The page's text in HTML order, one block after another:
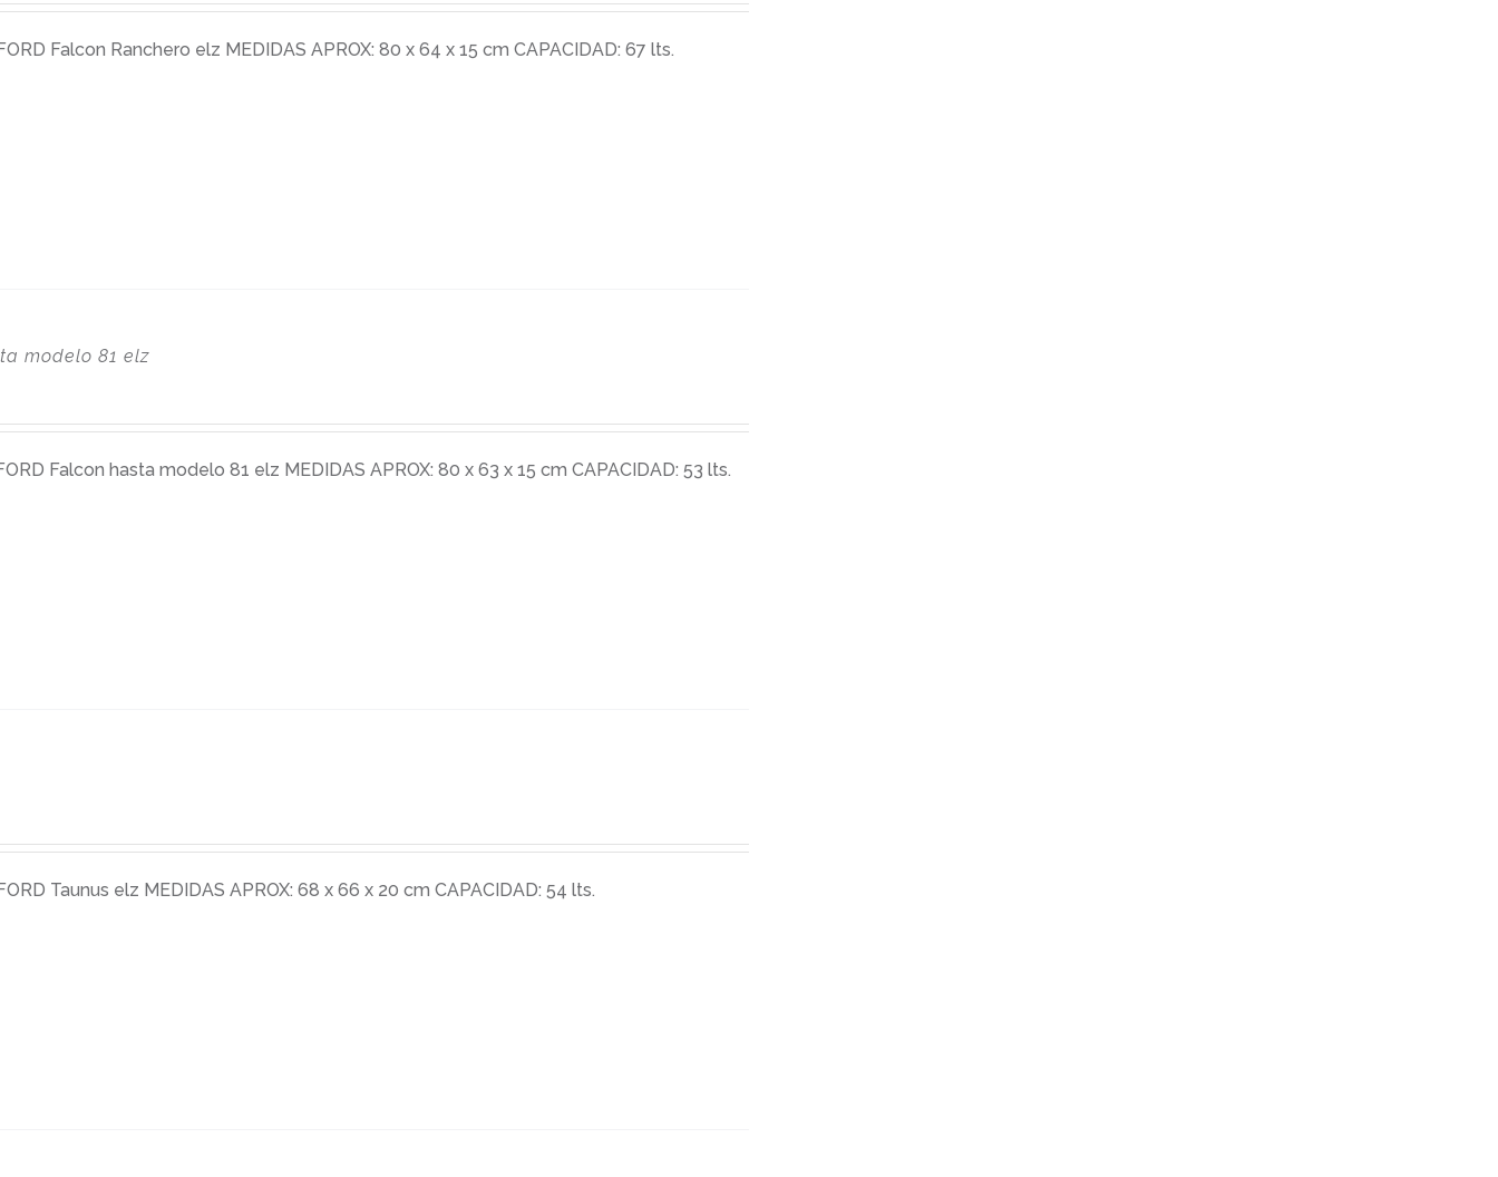
Falcon Ranchero elz MEDIDAS APROX: 80 x 64 x 15 cm CAPACIDAD: 67 lts.
modelo 81 elz
Falcon hasta modelo 81 elz MEDIDAS APROX: 80 x 63 x 15 cm CAPACIDAD: 53 lts.
Taunus elz MEDIDAS APROX: 68 x 66 x 20 cm CAPACIDAD: 54 lts.